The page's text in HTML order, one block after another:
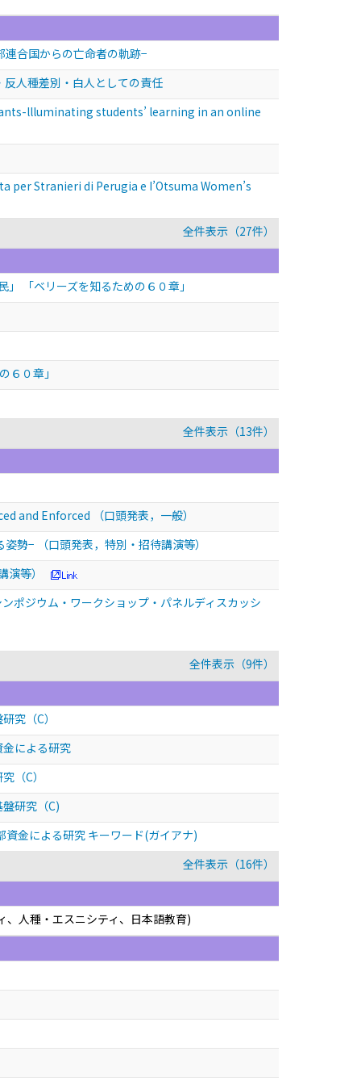
合国からの亡命者の軌跡−
人種差別・白人としての責任
llluminating students’ learning in an online
per Stranieri di Perugia e I’Otsuma Women’s
全件表示（27件）
「ベリーズを知るための６０章」
６０章」
全件表示（13件）
and Enforced
（口頭発表，一般）
姿勢−
（口頭発表，特別・招待講演等）
演等）
ンポジウム・ワークショップ・パネルディスカッシ
全件表示（9件）
究（C）
による研究
（C）
研究（C)
金による研究 キーワード(ガイアナ)
全件表示（16件）
、人種・エスニシティ、日本語教育)